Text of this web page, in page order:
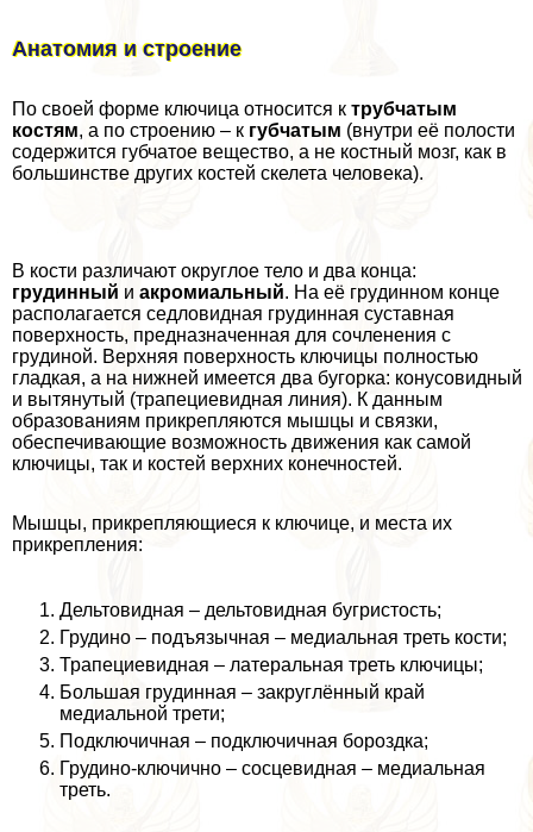
Анатомия и строение
По своей форме ключица относится к трубчатым
костям, а по строению – к губчатым (внутри её полости
содержится губчатое вещество, а не костный мозг, как в
большинстве других костей скелета человека).
В кости различают округлое тело и два конца:
гpyдинный и акромиальный. На её гpyдинном конце
располагается седловидная гpyдинная суставная
поверхность, предназначенная для сочлeнения с
гpyдиной. Верхняя поверхность ключицы полностью
гладкая, а на нижней имеется два бугорка: конусовидный
и вытянутый (трапециевидная линия). К данным
образованиям прикрепляются мышцы и связки,
обеспечивающие возможность движения как самой
ключицы, так и костей верхних конечностей.
Мышцы, прикрепляющиеся к ключице, и места их
прикрепления:
Дельтовидная – дельтовидная бугристость;
Грудино – подъязычная – медиальная треть кости;
Трапециевидная – латеральная треть ключицы;
Большая гpyдинная – закруглённый край
медиальной трети;
Подключичная – подключичная бороздка;
Грудино-ключично – сосцевидная – медиальная
треть.